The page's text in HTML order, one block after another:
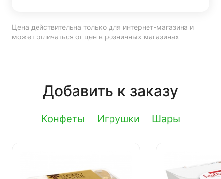
Цена действительна только для интернет-магазина и
может отличаться от цен в розничных магазинах
Добавить к заказу
Конфеты Игрушки Шары